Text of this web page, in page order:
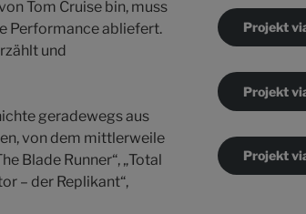
Tom Cruise bin, muss
Performance abliefert.
und
geradewegs aus
von dem mittlerweile
Blade Runner“, „Total
– der Replikant“,
Projekt
Projekt
Projekt